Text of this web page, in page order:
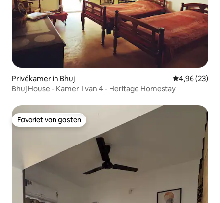
Privékamer in Bhuj Gemiddelde
4,96 (23)
Bhuj House - Kamer 1 van 4 - Heritage Homestay
Favoriet van gasten
Favoriet van gasten